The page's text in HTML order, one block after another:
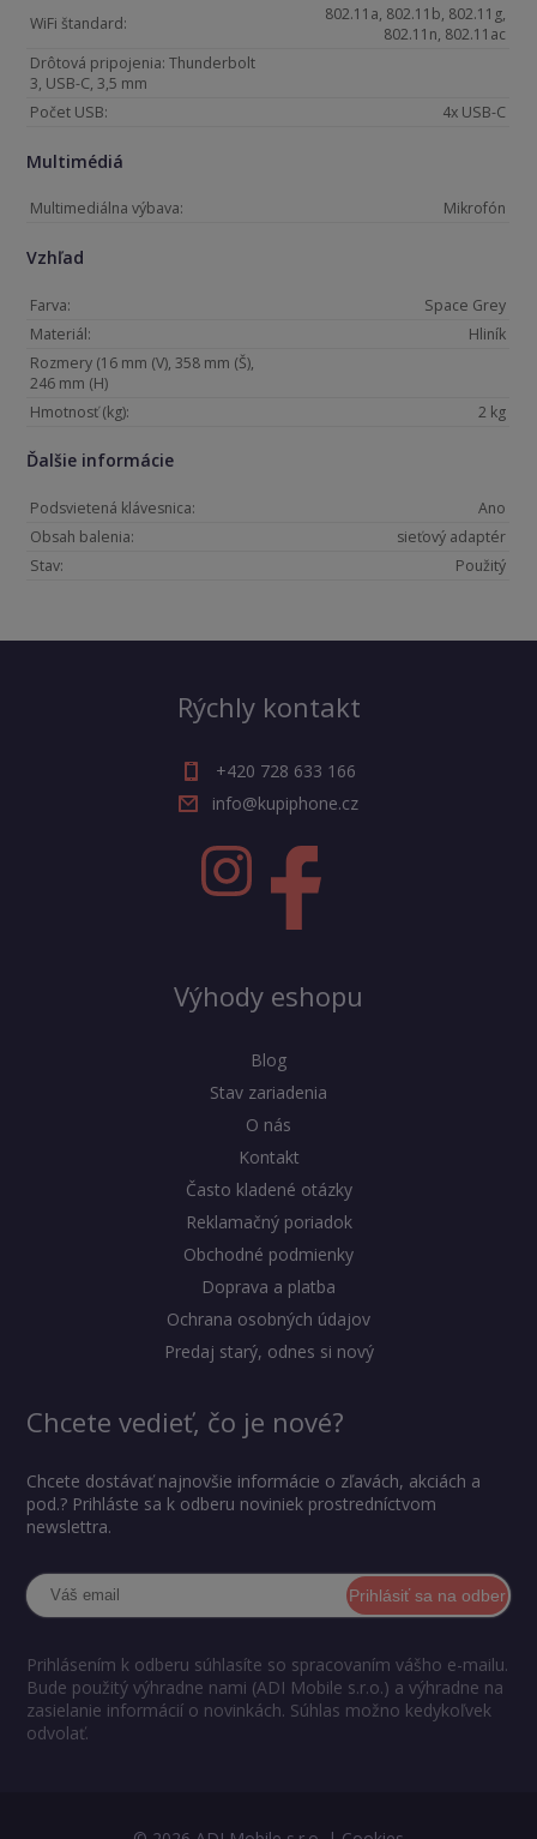
WiFi štandard:
802.11a, 802.11b, 802.11g,
802.11n, 802.11ac
Drôtová pripojenia: Thunderbolt
3, USB-C, 3,5 mm
Počet USB:
4x USB-C
Multimédiá
Multimediálna výbava: Mikrofón
Vzhľad
Farva:
Space Grey
Materiál:
Hliník
Rozmery (16 mm (V), 358 mm (Š),
246 mm (H)
Hmotnosť (kg):
2 kg
Ďalšie informácie
Podsvietená klávesnica:
Ano
Obsah balenia:
sieťový adaptér
Stav:
Použitý
Rýchly kontakt
+420 728 633 166
info@kupiphone.cz
Výhody eshopu
Blog
Stav zariadenia
O nás
Kontakt
Často kladené otázky
Reklamačný poriadok
Obchodné podmienky
Doprava a platba
Ochrana osobných údajov
Predaj starý, odnes si nový
Chcete vedieť, čo je nové?
Chcete dostávať najnovšie informácie o zľavách, akciách a
pod.? Prihláste sa k odberu noviniek prostredníctvom
newslettra.
Prihlásiť sa na odber
Prihlásením k odberu súhlasíte so spracovaním vášho e-mailu.
Bude použitý výhradne nami (ADI Mobile s.r.o.) a výhradne na
zasielanie informácií o novinkách. Súhlas možno kedykoľvek
odvolať.